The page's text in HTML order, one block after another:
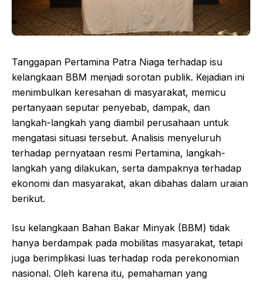
Tanggapan Pertamina Patra Niaga terhadap isu
kelangkaan BBM menjadi sorotan publik. Kejadian ini
menimbulkan keresahan di masyarakat, memicu
pertanyaan seputar penyebab, dampak, dan
langkah-langkah yang diambil perusahaan untuk
mengatasi situasi tersebut. Analisis menyeluruh
terhadap pernyataan resmi Pertamina, langkah-
langkah yang dilakukan, serta dampaknya terhadap
ekonomi dan masyarakat, akan dibahas dalam uraian
berikut.
Isu kelangkaan Bahan Bakar Minyak (BBM) tidak
hanya berdampak pada mobilitas masyarakat, tetapi
juga berimplikasi luas terhadap roda perekonomian
nasional. Oleh karena itu, pemahaman yang